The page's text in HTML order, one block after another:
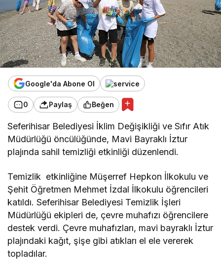
Google'da Abone Ol
0 Paylaş Beğen
Seferihisar Belediyesi İklim Değişikliği ve Sıfır Atık
Müdürlüğü öncülüğünde, Mavi Bayraklı İztur
plajında sahil temizliği etkinliği düzenlendi.
Temizlik etkinliğine Müşerref Hepkon İlkokulu ve
Şehit Öğretmen Mehmet İzdal İlkokulu öğrencileri
katıldı. Seferihisar Belediyesi Temizlik İşleri
Müdürlüğü ekipleri de, çevre muhafızı öğrencilere
destek verdi. Çevre muhafızları, mavi bayraklı İztur
plajındaki kağıt, şişe gibi atıkları el ele vererek
topladılar.